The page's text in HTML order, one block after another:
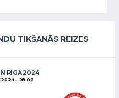
TIKŠANĀS REIZES
RIGA 2024
2024 08:00